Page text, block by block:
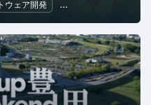
ウェア開発 ビジネス戦略